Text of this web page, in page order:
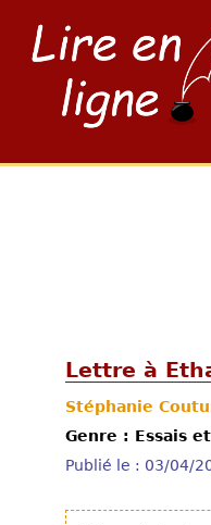
Lettre à
Stéphanie
Genre : Essais
Publié le : 03/04/